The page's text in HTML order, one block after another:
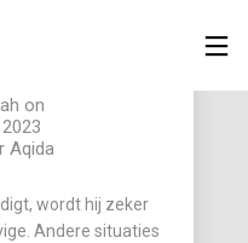
19
2023
WAT
ALS EEN
on
Aqida
wordt hij zeker
Andere situaties